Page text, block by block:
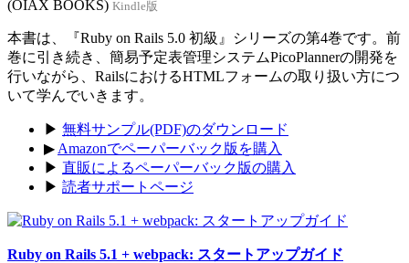
(OIAX BOOKS) Kindle版
本書は、『Ruby on Rails 5.0 初級』シリーズの第4巻です。前
巻に引き続き、簡易予定表管理システムPicoPlannerの開発を
行いながら、RailsにおけるHTMLフォームの取り扱い方につ
いて学んでいきます。
▶ 無料サンプル(PDF)のダウンロード
▶ Amazonでペーパーバック版を購入
▶ 直販によるペーパーバック版の購入
▶ 読者サポートページ
Ruby on Rails 5.1 + webpack: スタートアップガイド